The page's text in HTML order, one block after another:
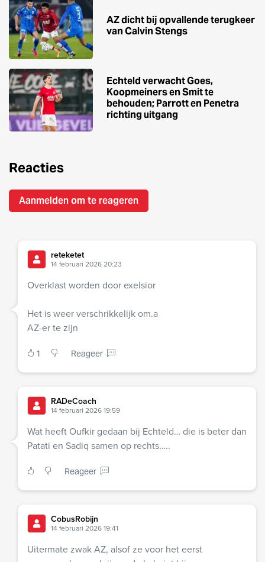
AZ dicht bij opvallende terugkeer
van Calvin Stengs
Echteld verwacht Goes,
Koopmeiners en Smit te
behouden; Parrott en Penetra
richting uitgang
Reacties
Aanmelden om te reageren
reteketet
14 februari 2026 20:23
Overklast worden door exelsior
Het is weer verschrikkelijk om.a
AZ-er te zijn
1 Reageer
RADeCoach
14 februari 2026 19:59
Wat heeft Oufkir gedaan bij Echteld… die is beter dan
Patati en Sadiq samen op rechts…..
Reageer
CobusRobijn
14 februari 2026 19:41
Uitermate zwak AZ, alsof ze voor het eerst